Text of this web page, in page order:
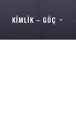
KIMLIK – GÖÇ